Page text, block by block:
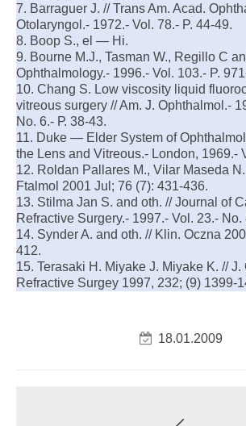
7. Barraguer J. // Trans Am. Acad.
Otolaryngol.- 1972.- Vol. 78.- P. 44-49.
8. Boop S., el — Hi.
9. Bourne M.J., Tasman W., Regillo C
Ophthalmology.- 1996.- Vol. 103.- P.
10. Chang S. Low viscosity liquid
vitreous surgery // Am. J. Ophthalmol.-
No. 6.- Р. 38-43.
11. Duke — Elder System of
the Lens and Vitreous.- London, 1969.-
12. Roldan Pallares M., Vilar Maseda
Ftalmol 2001 Jul; 76 (7): 431-436.
13. Stilma Jan S. and oth. // Journal of
Refractive Surgery.- 1997.- Vol. 23.- No.
14. Synder A. and oth. // Klin. Oczna
412.
15. Terasaki H. Miyake J. Miyake K. // J.
Refractive Surgey 1997, 232; (9) 1399-
18.01.2009